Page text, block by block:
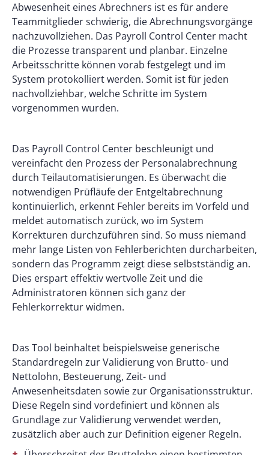
Abwesenheit eines Abrechners ist es für andere
Teammitglieder schwierig, die Abrechnungsvorgänge
nachzuvollziehen. Das Payroll Control Center macht
die Prozesse transparent und planbar. Einzelne
Arbeitsschritte können vorab festgelegt und im
System protokolliert werden. Somit ist für jeden
nachvollziehbar, welche Schritte im System
vorgenommen wurden.
Das Payroll Control Center beschleunigt und
vereinfacht den Prozess der Personalabrechnung
durch Teilautomatisierungen. Es überwacht die
notwendigen Prüfläufe der Entgeltabrechnung
kontinuierlich, erkennt Fehler bereits im Vorfeld und
meldet automatisch zurück, wo im System
Korrekturen durchzuführen sind. So muss niemand
mehr lange Listen von Fehlerberichten durcharbeiten,
sondern das Programm zeigt diese selbstständig an.
Dies erspart effektiv wertvolle Zeit und die
Administratoren können sich ganz der
Fehlerkorrektur widmen.
Das Tool beinhaltet beispielsweise generische
Standardregeln zur Validierung von Brutto- und
Nettolohn, Besteuerung, Zeit- und
Anwesenheitsdaten sowie zur Organisationsstruktur.
Diese Regeln sind vordefiniert und können als
Grundlage zur Validierung verwendet werden,
zusätzlich aber auch zur Definition eigener Regeln.